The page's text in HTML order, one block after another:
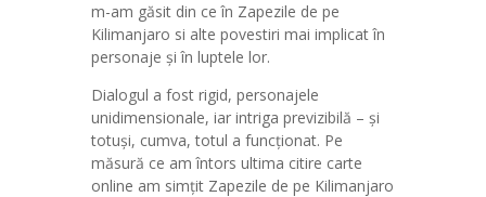
m-am găsit din ce în Zapezile de pe
Kilimanjaro si alte povestiri mai implicat în
personaje și în luptele lor.
Dialogul a fost rigid, personajele
unidimensionale, iar intriga previzibilă – și
totuși, cumva, totul a funcționat. Pe
măsură ce am întors ultima citire carte
online am simțit Zapezile de pe Kilimanjaro